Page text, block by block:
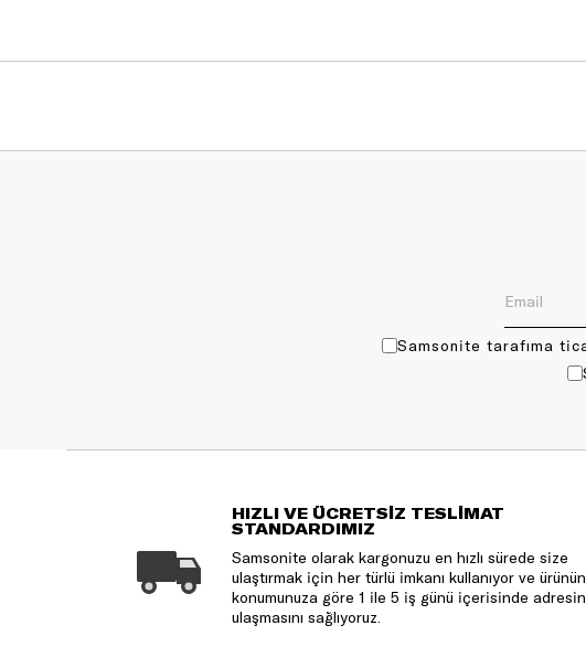
Samsonite tarafıma
HIZLI VE ÜCRETSİZ TESLİMAT
STANDARDIMIZ
Samsonite olarak kargonuzu en hızlı sürede size
ulaştırmak için her türlü imkanı kullanıyor ve
konumunuza göre 1 ile 5 iş günü içerisinde
ulaşmasını sağlıyoruz.